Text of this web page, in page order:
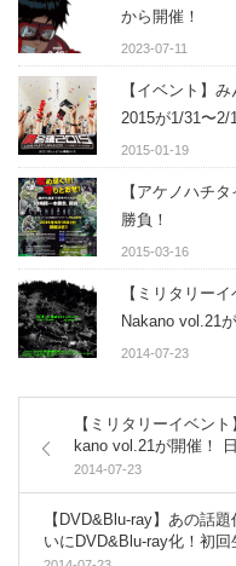
から開催！
2023-07-11
【イベント】
2015が1/31〜2/
2015-01-19
【アケノハチ
勝負！
2015-03-16
【ミリタリー
Nakano vol.21
2014-07-23
【ミリタリーイベン
kano vol.21が開催！
2014-07-23
【DVD&Blu-ray】あの話
いにDVD&Blu-ray化！初